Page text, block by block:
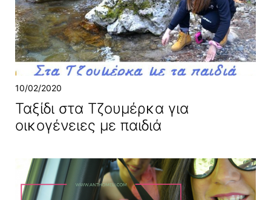
10/02/2020
Ταξίδι στα Τζουμέρκα για
οικογένειες με παιδιά